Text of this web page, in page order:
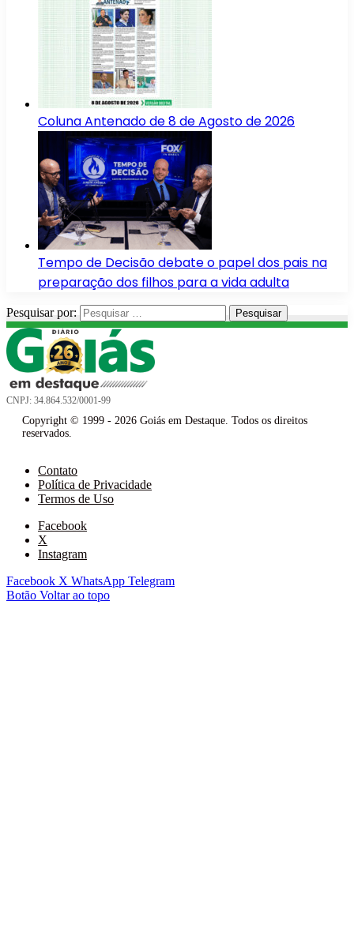
Coluna Antenado de 8 de Agosto de 2026
Tempo de Decisão debate o papel dos pais na
preparação dos filhos para a vida adulta
Pesquisar por:
CNPJ: 34.864.532/0001-99
Copyright © 1999 - 2026 Goiás em Destaque. Todos os direitos
reservados.
Contato
Política de Privacidade
Termos de Uso
Facebook
X
Instagram
Facebook X WhatsApp Telegram
Botão Voltar ao topo